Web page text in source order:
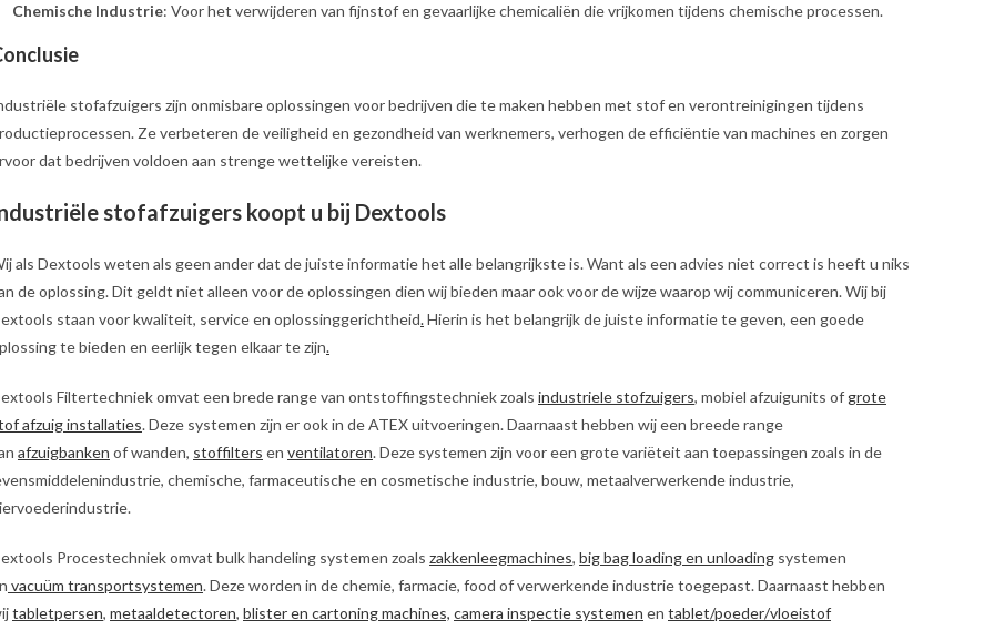
Chemische Industrie: Voor het verwijderen van fijnstof en gevaarlijke chemicaliën die vrijkomen tijdens chemische processen.
stofafzuigers zijn onmisbare oplossingen voor bedrijven die te maken hebben met stof en verontreinigingen tijdens
Ze verbeteren de veiligheid en gezondheid van werknemers, verhogen de efficiëntie van machines en zorgen
dat bedrijven voldoen aan strenge wettelijke vereisten.
stofafzuigers koopt u bij Dextools
als Dextools weten als geen ander dat de juiste informatie het alle belangrijkste is. Want als een advies niet correct is heeft u niks
de oplossing. Dit geldt niet alleen voor de oplossingen dien wij bieden maar ook voor de wijze waarop wij communiceren. Wij bij
staan voor kwaliteit, service en oplossinggerichtheid.Hierin is het belangrijk de juiste informatie te geven, een goede
te bieden en eerlijk tegen elkaar te zijn.
Filtertechniek omvat een brede range van ontstoffingstechniek zoals industriele stofzuigers, mobiel afzuigunits of grote
afzuig installaties. Deze systemen zijn er ook in de ATEX uitvoeringen. Daarnaast hebben wij een breede range
afzuigbanken of wanden, stoffilters en ventilatoren. Deze systemen zijn voor een grote variëteit aan toepassingen zoals in de
chemische, farmaceutische en cosmetische industrie, bouw, metaalverwerkende industrie,
Procestechniek omvat bulk handeling systemen zoals zakkenleegmachines, big bag loading en unloading systemen
vacuüm transportsystemen. Deze worden in de chemie, farmacie, food of verwerkende industrie toegepast. Daarnaast hebben
tabletpersen, metaaldetectoren, blister en cartoning machines, camera inspectie systemen en tablet/poeder/vloeistof